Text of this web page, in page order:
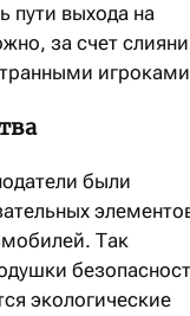
пути выхода на
за счет
были
Так
экологические